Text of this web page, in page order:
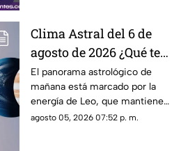
Clima Astral del 6 de
agosto de 2026 ¿Qué te
depara la energía del
día?
El panorama astrológico de
mañana está marcado por la
energía de Leo, que mantiene
el enfoque en la creatividad, la
agosto 05, 2026 07:52 p. m.